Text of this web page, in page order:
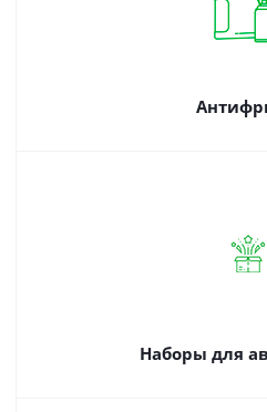
Наборы для